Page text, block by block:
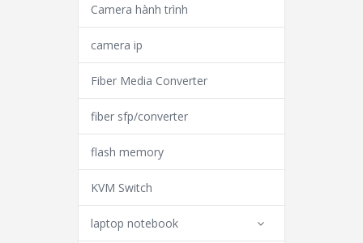
Camera hành trình
camera ip
Fiber Media Converter
fiber sfp/converter
flash memory
KVM Switch
laptop notebook